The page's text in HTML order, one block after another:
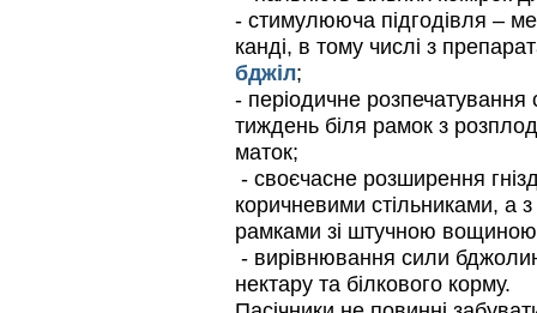
- стимулююча підгодівля –
канді, в тому числі з
бджіл;
- періодичне
тиждень біля рамок з
маток;
- своєчасне розширення
коричневими стільниками, а з
рамками зі штучною
- вирівнювання сили
нектару та білкового корму.